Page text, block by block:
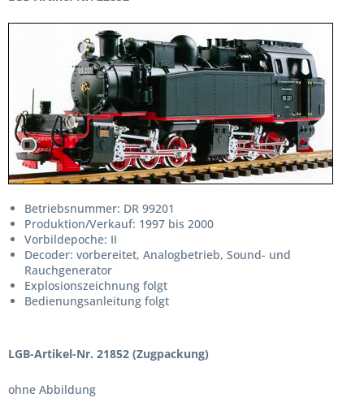
Betriebsnummer: DR 99201
Produktion/Verkauf: 1997 bis 2000
Vorbildepoche: II
Decoder: vorbereitet, Analogbetrieb, Sound- und
Rauchgenerator
Explosionszeichnung folgt
Bedienungsanleitung folgt
LGB-Artikel-Nr. 21852 (Zugpackung)
ohne Abbildung